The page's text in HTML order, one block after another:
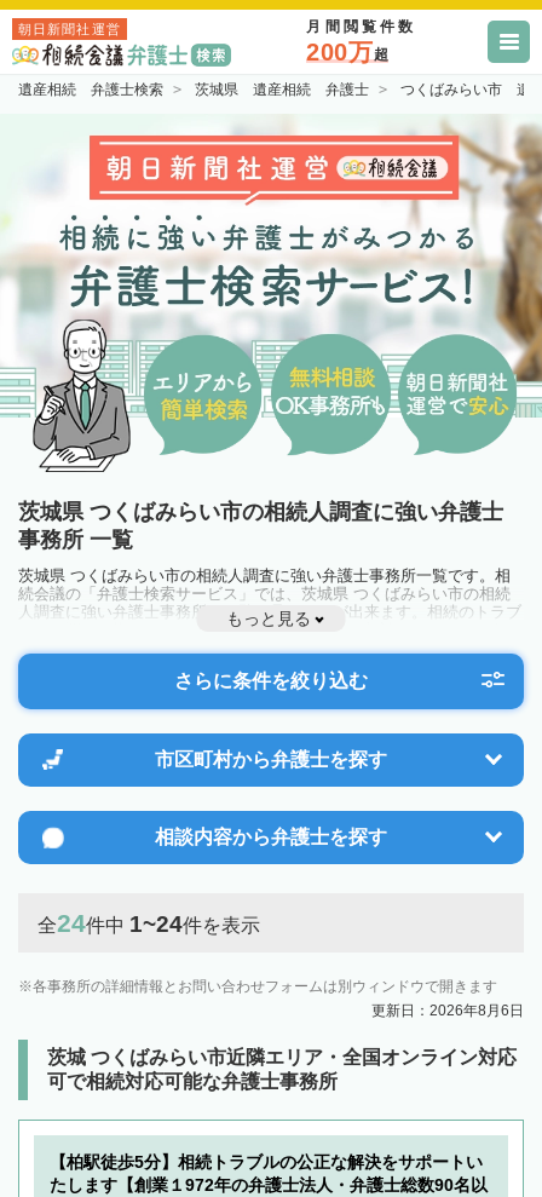
朝日新聞社運営 月間閲覧件数
200万超
遺産相続 弁護士検索 茨城県 遺産相続 弁護士 つくばみらい市 遺
茨城県 つくばみらい市の相続人調査に強い弁護士
事務所 一覧
茨城県 つくばみらい市の相続人調査に強い弁護士事務所一覧です。相
続会議の「弁護士検索サービス」では、茨城県 つくばみらい市の相続
人調査に強い弁護士事務所を一覧で見ることが出来ます。相続のトラブ
ルやお悩みを抱えている方は一度近隣の弁護士に相談してみましょう。
もっと見る
さらに条件を絞り込む
市区町村から弁護士を探す
相談内容から弁護士を探す
全24件中 1~24件を表示
各事務所の詳細情報とお問い合わせフォームは別ウィンドウで開きます
更新日：2026年8月6日
茨城 つくばみらい市近隣エリア・全国オンライン対応
可で相続対応可能な弁護士事務所
【柏駅徒歩5分】相続トラブルの公正な解決をサポートい
たします【創業１972年の弁護士法人・弁護士総数90名以